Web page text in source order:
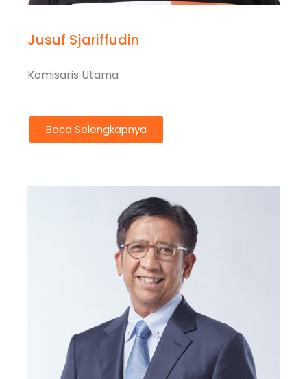
Jusuf Sjariffudin
Komisaris Utama
Baca Selengkapnya